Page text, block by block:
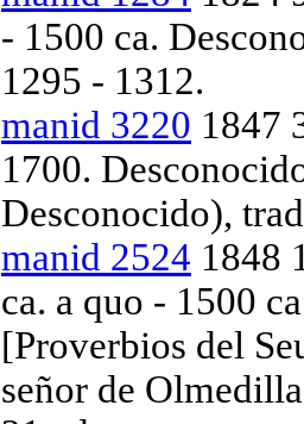
- 1500 ca.
1295 - 1312.
manid 3220 1847
1700.
Desconocido),
manid 2524 1848
ca. a quo - 1500
[Proverbios del
señor de